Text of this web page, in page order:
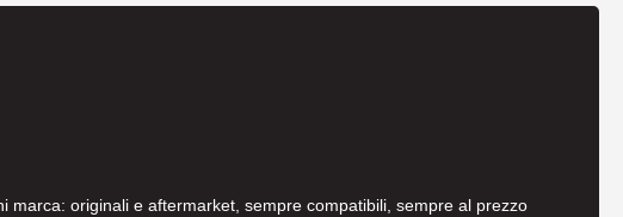
originali e aftermarket, sempre compatibili, sempre al prezzo